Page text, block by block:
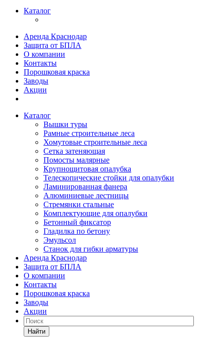
Каталог
Аренда Краснодар
Защита от БПЛА
О компании
Контакты
Порошковая краска
Заводы
Акции
Каталог
Вышки туры
Рамные строительные леса
Хомутовые строительные леса
Сетка затеняющая
Помосты малярные
Крупнощитовая опалубка
Телескопические стойки для опалубки
Ламинированная фанера
Алюминиевые лестницы
Стремянки стальные
Комплектующие для опалубки
Бетонный фиксатор
Гладилка по бетону
Эмульсол
Станок для гибки арматуры
Аренда Краснодар
Защита от БПЛА
О компании
Контакты
Порошковая краска
Заводы
Акции
Найти